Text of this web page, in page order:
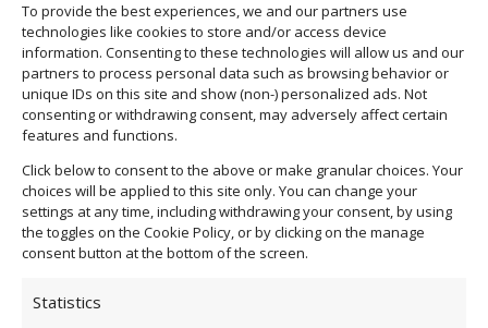
To provide the best experiences, we and our partners use
technologies like cookies to store and/or access device
information. Consenting to these technologies will allow us and our
partners to process personal data such as browsing behavior or
unique IDs on this site and show (non-) personalized ads. Not
consenting or withdrawing consent, may adversely affect certain
features and functions.
Click below to consent to the above or make granular choices. Your
choices will be applied to this site only. You can change your
settings at any time, including withdrawing your consent, by using
the toggles on the Cookie Policy, or by clicking on the manage
consent button at the bottom of the screen.
Statistics